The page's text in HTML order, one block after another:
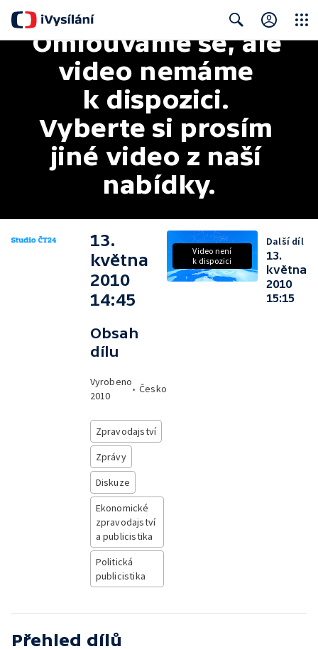
Search
Omlouváme se, ale
video nemáme
k dispozici.
Vyberte si prosím
jiné video z naší
nabídky.
13.
května
2010
14:45
Obsah
dílu
Vyrobeno
2010
• Česko
Zpravodajství
Zprávy
Diskuze
Ekonomické
zpravodajství
a publicistika
Politická
publicistika
Video není
k dispozici
Další díl
13.
května
2010
15:15
Přehled dílů